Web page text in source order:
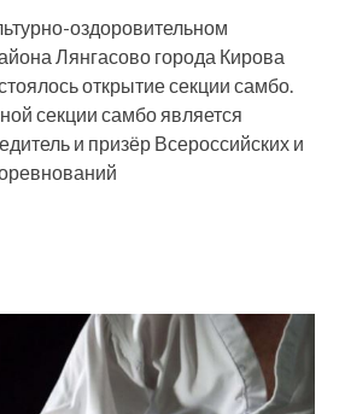
оздоровительном
Лянгасово города Кирова
открытие секции самбо.
секции самбо является
и призёр Всероссийских и